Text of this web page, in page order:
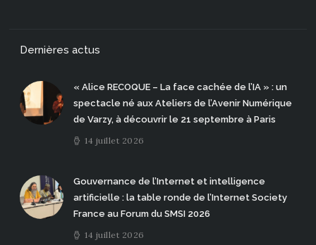
Dernières actus
« Alice RECOQUE – La face cachée de l’IA » : un
spectacle né aux Ateliers de l’Avenir Numérique
de Varzy, à découvrir le 21 septembre à Paris
14 juillet 2026
Gouvernance de l’Internet et intelligence
artificielle : la table ronde de l’Internet Society
France au Forum du SMSI 2026
14 juillet 2026